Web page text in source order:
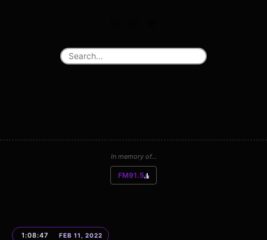
In memory of...
FM91.5
1:08:47 FEB 11, 2022